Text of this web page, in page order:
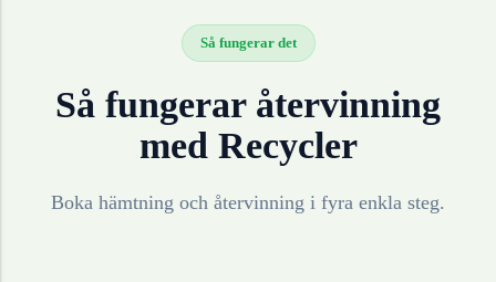
Så fungerar det
Så fungerar återvinning
med Recycler
Boka hämtning och återvinning i fyra enkla steg.